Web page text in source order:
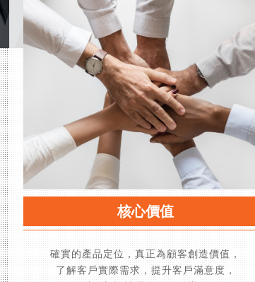
核心價值
確實的產品定位，真正為顧客創造價值，
了解客戶實際需求，提升客戶滿意度，